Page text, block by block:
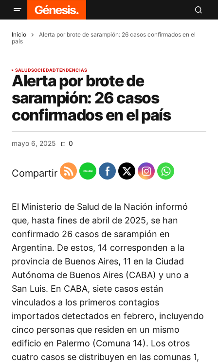
Inicio
Alerta por brote de sarampión: 26 casos confirmados en el
país
SALUDSOCIEDADTENDENCIAS
Alerta por brote de
sarampión: 26 casos
confirmados en el país
mayo 6, 2025 0
Compartir
El Ministerio de Salud de la Nación informó
que, hasta fines de abril de 2025, se han
confirmado 26 casos de sarampión en
Argentina. De estos, 14 corresponden a la
provincia de Buenos Aires, 11 en la Ciudad
Autónoma de Buenos Aires (CABA) y uno a
San Luis. En CABA, siete casos están
vinculados a los primeros contagios
importados detectados en febrero, incluyendo
cinco personas que residen en un mismo
edificio en Palermo (Comuna 14). Los otros
cuatro casos se distribuyen en las comunas 1,